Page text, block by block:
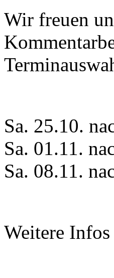
Wir freuen
Sa. 25.10.
Sa. 01.11.
Sa. 08.11.
Weitere